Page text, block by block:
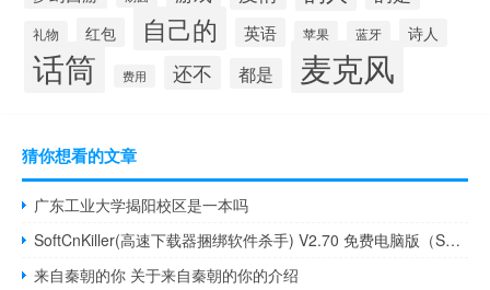
礼物 红包 自己的 英语 苹果 蓝牙 诗人
话筒 费用 还不 都是 麦克风
猜你想看的文章
广东工业大学揭阳校区是一本吗
SoftCnKiller(高速下载器捆绑软件杀手) V2.70 免费电脑版（SoftCnKiller(高速下载器捆绑软件杀手) V2.70 免费电脑版功能简介）
来自秦朝的你 关于来自秦朝的你的介绍